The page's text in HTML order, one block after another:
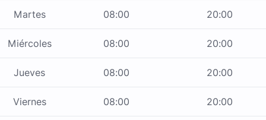
Martes 08:00 20:00
Miércoles 08:00 20:00
Jueves 08:00 20:00
Viernes 08:00 20:00